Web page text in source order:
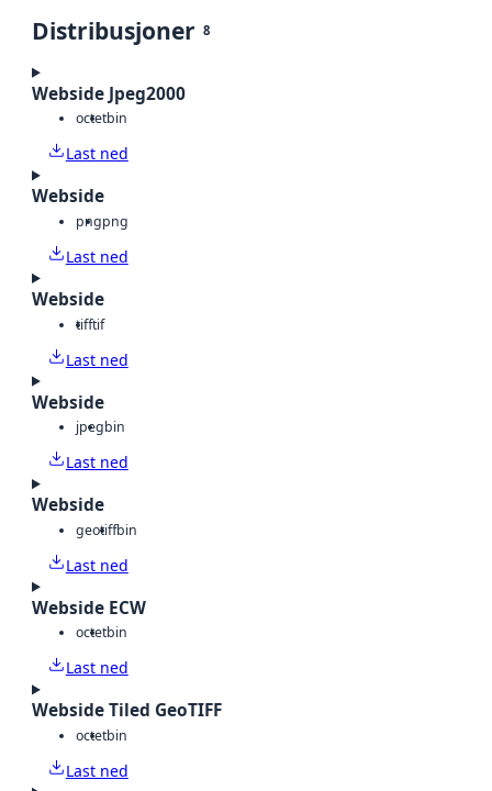
Distribusjoner 8
Webside Jpeg2000
octetbin
Last ned
Webside
pngpng
Last ned
Webside
tifftif
Last ned
Webside
jpegbin
Last ned
Webside
geotiffbin
Last ned
Webside ECW
octetbin
Last ned
Webside Tiled GeoTIFF
octetbin
Last ned